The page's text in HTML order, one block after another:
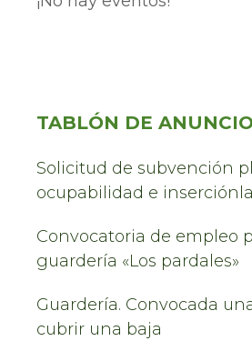
TABLÓN DE
Solicitud de subvención
ocupabilidad e
Convocatoria de empleo
guardería «Los pardales»
Guardería. Convocada
cubrir una baja